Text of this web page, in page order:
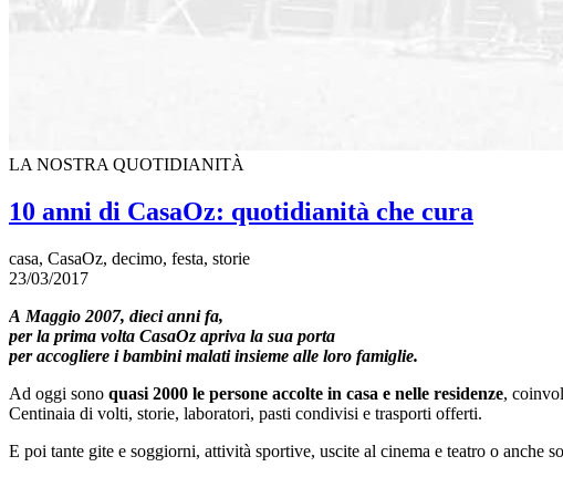
LA NOSTRA QUOTIDIANITÀ
10 anni di CasaOz: quotidianità che cura
casa, CasaOz, decimo, festa, storie
23/03/2017
A Maggio 2007, dieci anni fa,
per la prima volta CasaOz apriva la sua porta
per accogliere i bambini malati insieme alle loro famiglie.
Ad oggi sono quasi 2000 le persone accolte in casa e nelle residenze,
Centinaia di volti, storie, laboratori, pasti condivisi e trasporti offerti.
E poi tante gite e soggiorni, attività sportive, uscite al cinema e teatro o anche